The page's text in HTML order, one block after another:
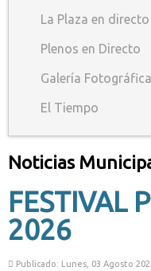
La Plaza en directo
Plenos en Directo
Galería Fotográfica
El Tiempo
Noticias
FESTIVAL
2026
Publicado: Lunes, 03 Agosto